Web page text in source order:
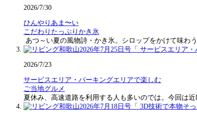
2026/7/30
ひんやりあま〜い
こだわりたっぷりかき氷
あつ～い夏の風物詩・かき氷。シロップをかけて味
2026/7/23
サービスエリア・パーキングエリアで楽しむ
ご当地グルメ
夏休み、高速道路を利用する人も多いのでは。今回は